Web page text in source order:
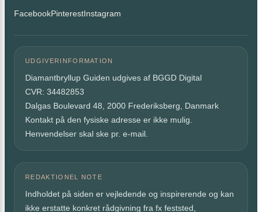
FacebookPinterestInstagram
UDGIVERINFORMATION
Diamantbryllup Guiden udgives af BGGD Digital
CVR: 34482853
Dalgas Boulevard 48, 2000 Frederiksberg, Danmark
Kontakt på den fysiske adresse er ikke mulig.
Henvendelser skal ske pr. e-mail.
REDAKTIONEL NOTE
Indholdet på siden er vejledende og inspirerende og kan
ikke erstatte konkret rådgivning fra fx feststed,